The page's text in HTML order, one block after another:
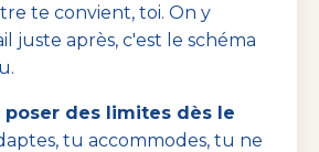
te convient, toi. On y
juste après, c'est le schéma
des limites dès le
tu accommodes, tu ne